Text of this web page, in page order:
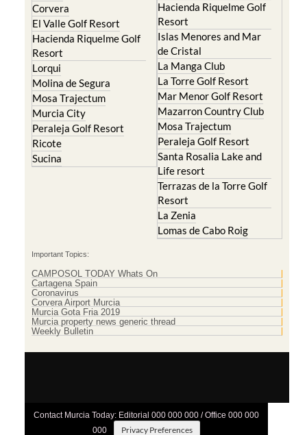
Corvera
El Valle Golf Resort
Hacienda Riquelme Golf
Resort
Lorqui
Molina de Segura
Mosa Trajectum
Murcia City
Peraleja Golf Resort
Ricote
Sucina
Hacienda Riquelme Golf
Resort
Islas Menores and Mar
de Cristal
La Manga Club
La Torre Golf Resort
Mar Menor Golf Resort
Mazarron Country Club
Mosa Trajectum
Peraleja Golf Resort
Santa Rosalia Lake and
Life resort
Terrazas de la Torre Golf
Resort
La Zenia
Lomas de Cabo Roig
Important Topics:
CAMPOSOL TODAY Whats On
Cartagena Spain
Coronavirus
Corvera Airport Murcia
Murcia Gota Fria 2019
Murcia property news generic thread
Weekly Bulletin
Contact Murcia Today: Editorial 000 000 000 / Office 000 000
000
Privacy Preferences